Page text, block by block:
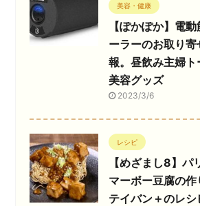
美容・健康
【ぽかぽか】電
ーラーのお取り寄
報。昼飲み主婦ト
美容グッズ
2023/3/6
レシピ
【めざまし8】パ
マーボー豆腐の作
テイバン＋のレシ